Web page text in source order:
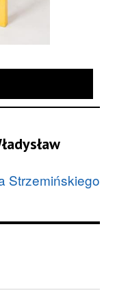
Strzemińskiego